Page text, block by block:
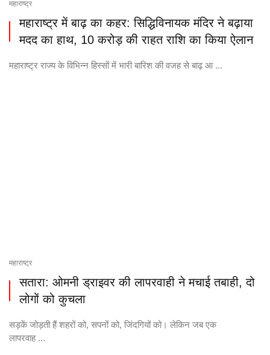
महाराष्ट्र
महाराष्ट्र में बाढ़ का कहर: सिद्धिविनायक मंदिर ने बढ़ाया
मदद का हाथ, 10 करोड़ की राहत राशि का किया ऐलान
महाराष्ट्र राज्य के विभिन्न हिस्सों में भारी बारिश की वजह से बाढ़ आ ...
महाराष्ट्र
सतारा: ओमनी ड्राइवर की लापरवाही ने मचाई तबाही, दो
लोगों को कुचला
सड़कें जोड़ती हैं शहरों को, सपनों को, जिंदगियों को। लेकिन जब एक
लापरवाह ...